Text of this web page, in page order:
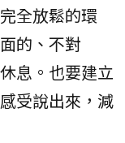
全放鬆的環
的、不對
息。也要建立
受說出來，減